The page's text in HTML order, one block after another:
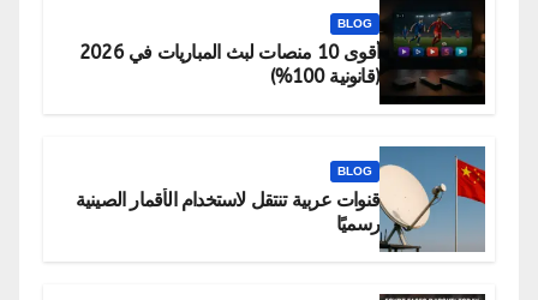
BLOG
أقوى 10 منصات لبث المباريات في 2026
(قانونية 100%)
BLOG
قنوات عربية تنتقل لاستخدام الأقمار الصينية
رسميًا